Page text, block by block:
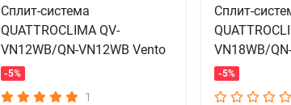
Сплит-система
QUATTROCLIMA QV-
VN12WB/QN-VN12WB Vento
-5%
1
Сплит-
VN18WB/
-5%